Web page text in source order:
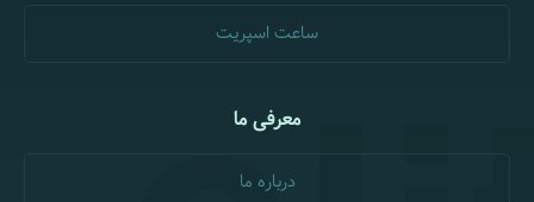
ساعت اسپریت
معرفی ما
درباره ما